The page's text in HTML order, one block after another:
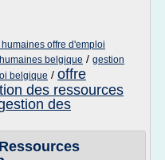
offre d'emploi
belgique / gestion
belgique / offre
des ressources
des